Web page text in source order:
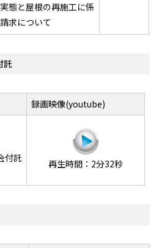
態と屋根の再施工に係
求について
託
録画映像(youtube)
付託
再生時間：2分32秒